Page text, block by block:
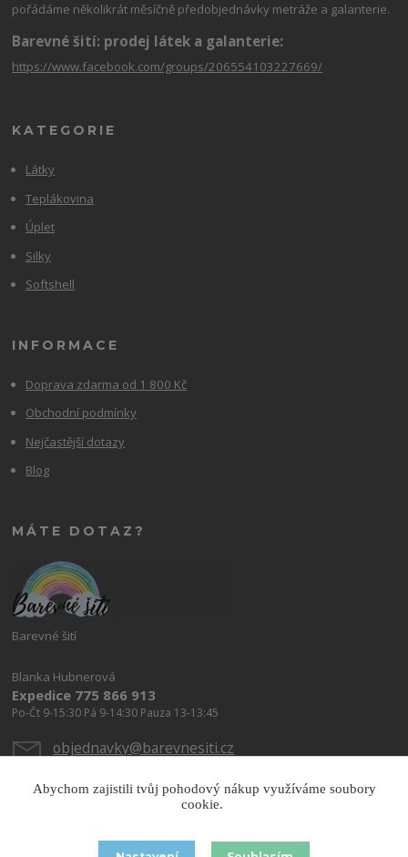
pořádáme několikrát měsíčně předobjednávky metráže a galanterie.
Barevné šití: prodej látek a galanterie:
https://www.facebook.com/groups/206554103227669/
KATEGORIE
Látky
Teplákovina
Úplet
Silky
Softshell
INFORMACE
Doprava zdarma od 1 800 Kč
Obchodní podmínky
Nejčastější dotazy
Blog
MÁTE DOTAZ?
Barevné šití
Blanka Hubnerová
Expedice 775 866 913
Po-Čt 9-15:30 Pá 9-14:30 Pauza 13-13:45
objednavky@barevnesiti.cz
Abychom zajistili tvůj pohodový nákup využíváme soubory
cookie.